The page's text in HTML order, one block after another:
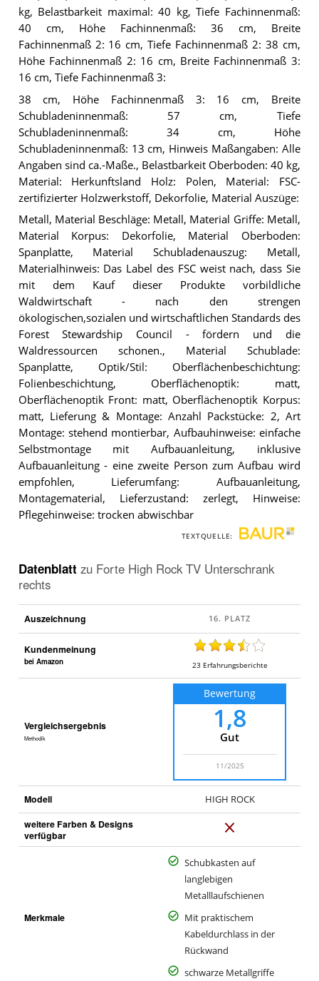
kg, Belastbarkeit maximal: 40 kg, Tiefe Fachinnenmaß:
40 cm, Höhe Fachinnenmaß: 36 cm, Breite
Fachinnenmaß 2: 16 cm, Tiefe Fachinnenmaß 2: 38 cm,
Höhe Fachinnenmaß 2: 16 cm, Breite Fachinnenmaß 3:
16 cm, Tiefe Fachinnenmaß 3:
38 cm, Höhe Fachinnenmaß 3: 16 cm, Breite
Schubladeninnenmaß: 57 cm, Tiefe
Schubladeninnenmaß: 34 cm, Höhe
Schubladeninnenmaß: 13 cm, Hinweis Maßangaben: Alle
Angaben sind ca.-Maße., Belastbarkeit Oberboden: 40 kg,
Material: Herkunftsland Holz: Polen, Material: FSC-
zertifizierter Holzwerkstoff, Dekorfolie, Material Auszüge:
Metall, Material Beschläge: Metall, Material Griffe: Metall,
Material Korpus: Dekorfolie, Material Oberboden:
Spanplatte, Material Schubladenauszug: Metall,
Materialhinweis: Das Label des FSC weist nach, dass Sie
mit dem Kauf dieser Produkte vorbildliche
Waldwirtschaft - nach den strengen
ökologischen,sozialen und wirtschaftlichen Standards des
Forest Stewardship Council - fördern und die
Waldressourcen schonen., Material Schublade:
Spanplatte, Optik/Stil: Oberflächenbeschichtung:
Folienbeschichtung, Oberflächenoptik: matt,
Oberflächenoptik Front: matt, Oberflächenoptik Korpus:
matt, Lieferung & Montage: Anzahl Packstücke: 2, Art
Montage: stehend montierbar, Aufbauhinweise: einfache
Selbstmontage mit Aufbauanleitung, inklusive
Aufbauanleitung - eine zweite Person zum Aufbau wird
empfohlen, Lieferumfang: Aufbauanleitung,
Montagematerial, Lieferzustand: zerlegt, Hinweise:
Pflegehinweise: trocken abwischbar
TEXTQUELLE:
Datenblatt zu Forte High Rock TV Unterschrank
rechts
Auszeichnung
Kundenmeinung
bei Amazon 23 Erfahrungsberichte
Vergleichsergebnis
Methodik
Bewertung
1,8
Gut
11/2025
Modell HIGH ROCK
weitere Farben & Designs
verfügbar
e
i
Merkmale
Schubkasten auf
langlebigen
Metalllaufschienen
Mit praktischem
Kabeldurchlass in der
Rückwand
schwarze Metallgriffe